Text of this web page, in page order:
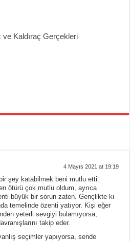
ve Kaldıraç Gerçekleri
4 Mayıs 2021 at 19:19
şey katabilmek beni mutlu etti.
ötürü çok mutlu oldum, ayrıca
büyük bir sorun zaten. Gençlikte ki
temelinde özenti yatıyor. Kişi eğer
yeterli sevgiyi bulamıyorsa,
takip eder.
seçimler yapıyorsa, sende